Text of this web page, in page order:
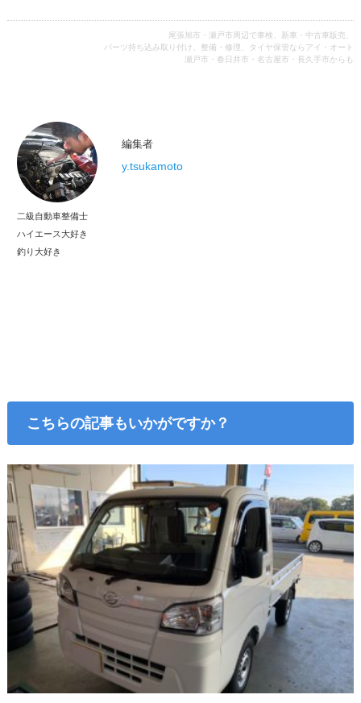
尾張旭市・瀬戸市周辺で車検、新車・中古車販売、
パーツ持ち込み取り付け、整備・修理、タイヤ保管ならアイ・オート
瀬戸市・春日井市・名古屋市・長久手市からも
編集者
y.tsukamoto
二級自動車整備士
ハイエース大好き
釣り大好き
こちらの記事もいかがですか？